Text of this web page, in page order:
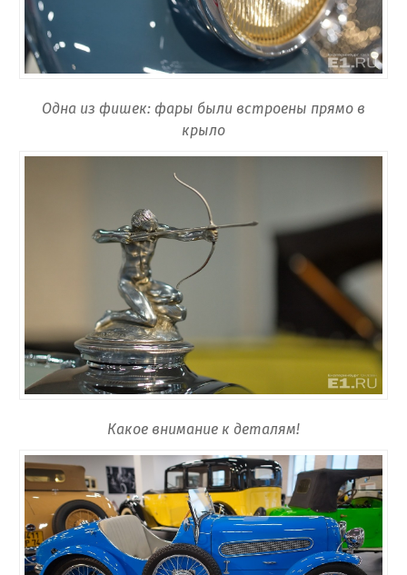
Одна из фишек: фары были встроены прямо в
крыло
Какое внимание к деталям!